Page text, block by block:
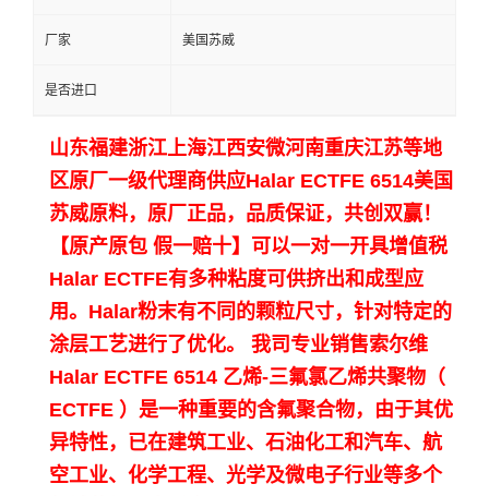
厂家 美国苏威
是否进口
山东福建浙江上海江西安微河南重庆江苏等地
区原厂一级代理商供应Halar ECTFE 6514美国
苏威原料，原厂正品，品质保证，共创双赢！
【原产原包 假一赔十】可以一对一开具增值税
Halar ECTFE有多种粘度可供挤出和成型应
用。Halar粉末有不同的颗粒尺寸，针对特定的
涂层工艺进行了优化。 我司专业销售索尔维
Halar ECTFE 6514 乙烯-三氟氯乙烯共聚物（
ECTFE ）是一种重要的含氟聚合物，由于其优
异特性，已在建筑工业、石油化工和汽车、航
空工业、化学工程、光学及微电子行业等多个